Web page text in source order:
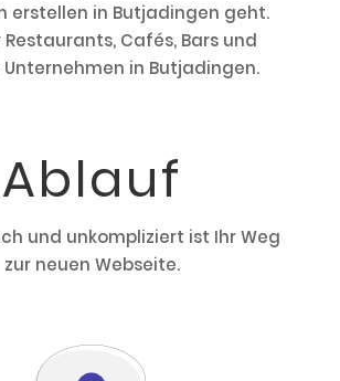
erstellen in Butjadingen geht.
Cafés, Bars und
in Butjadingen.
Ablauf
und unkompliziert ist Ihr Weg
zur neuen Webseite.